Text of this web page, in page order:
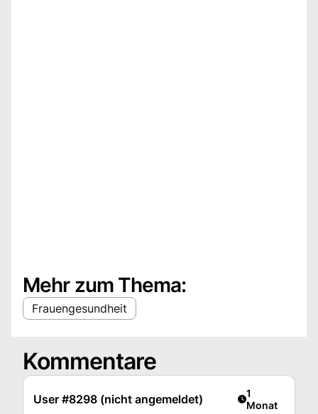
Mehr zum Thema:
Frauengesundheit
Kommentare
User #8298 (nicht angemeldet) Artikel
1
Monat